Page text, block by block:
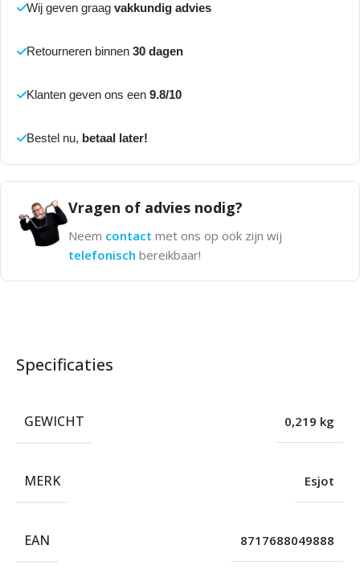
Wij geven graag vakkundig advies
Retourneren binnen 30 dagen
Klanten geven ons een 9.8/10
Bestel nu, betaal later!
Vragen of advies nodig?
Neem contact met ons op ook zijn wij
telefonisch bereikbaar!
Specificaties
GEWICHT 0,219 kg
MERK Esjot
EAN 8717688049888